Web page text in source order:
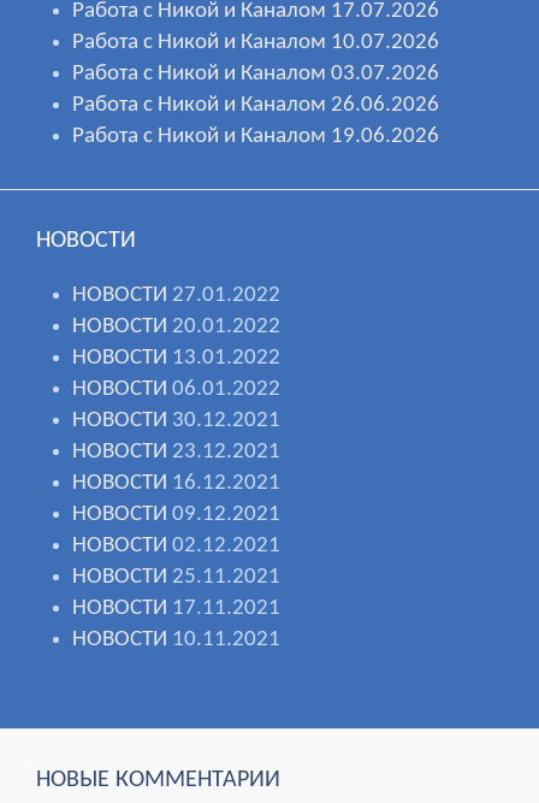
Работа с Никой и Каналом 17.07.2026
Работа с Никой и Каналом 10.07.2026
Работа с Никой и Каналом 03.07.2026
Работа с Никой и Каналом 26.06.2026
Работа с Никой и Каналом 19.06.2026
НОВОСТИ
НОВОСТИ 27.01.2022
НОВОСТИ 20.01.2022
НОВОСТИ 13.01.2022
НОВОСТИ 06.01.2022
НОВОСТИ 30.12.2021
НОВОСТИ 23.12.2021
НОВОСТИ 16.12.2021
НОВОСТИ 09.12.2021
НОВОСТИ 02.12.2021
НОВОСТИ 25.11.2021
НОВОСТИ 17.11.2021
НОВОСТИ 10.11.2021
НОВЫЕ КОММЕНТАРИИ